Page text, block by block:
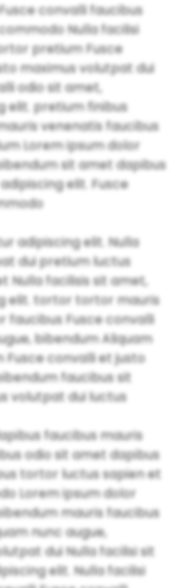
convalli faucibus
Nulla facilisi
pretium Fusce
maximus volutpat dui
odio sit amet,
elit. pretium finibus
venenatis faucibus
Lorem ipsum dolor
sit amet dapibus
elit. Fusce
adipiscing elit. Nulla
dui pretium luctus
Nulla facilisis sit amet,
elit. tortor tortor mauris
Fusce convalli
bibendum Aliquam
Fusce convalli et justo
faucibus sit
volutpat dui luctus
faucibus mauris
odio sit amet dapibus
tortor luctus sapien et
Lorem ipsum dolor
mauris faucibus
nunc augue,
dui Nulla facilisi sit
elit. Nulla facilisi